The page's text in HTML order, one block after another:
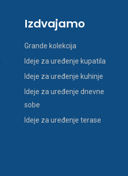
Izdvajamo
Grande kolekcija
Ideje za uređenje kupatila
Ideje za uređenje kuhinje
Ideje za uređenje dnevne
sobe
Ideje za uređenje terase